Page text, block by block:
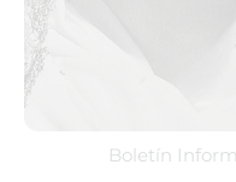
Boletín